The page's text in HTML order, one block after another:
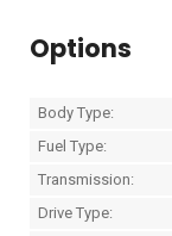
Options
Body Type:
Fuel Type:
Transmission:
Drive Type: